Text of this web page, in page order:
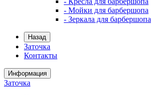
- Мойки для барбершопа
- Зеркала для барбершопа
Назад
Заточка
Контакты
Информация
Заточка